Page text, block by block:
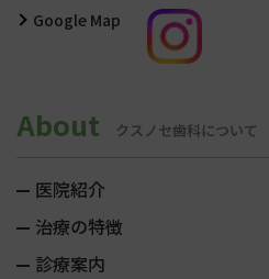
Google Map
About クスノセ歯科について
医院紹介
治療の特徴
診療案内